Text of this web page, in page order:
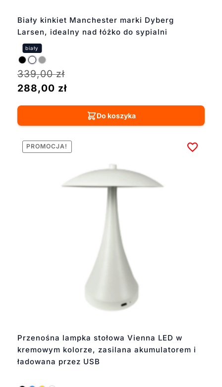
Biały kinkiet Manchester marki Dyberg
Larsen, idealny nad łóżko do sypialni
339,00zł
288,00 zł
Do koszyka
Przenośna lampka stołowa Vienna LED w
kremowym kolorze, zasilana akumulatorem i
ładowana przez USB
PROMOCJA!